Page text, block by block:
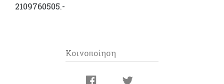
2109760505.-
Κοινοποίηση